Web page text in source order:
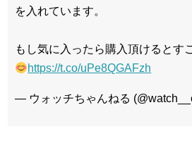
を入れています。
もし気に入ったら購入頂けるとす
https://t.co/uPe8QGAFzh
— ウォッチちゃんねる